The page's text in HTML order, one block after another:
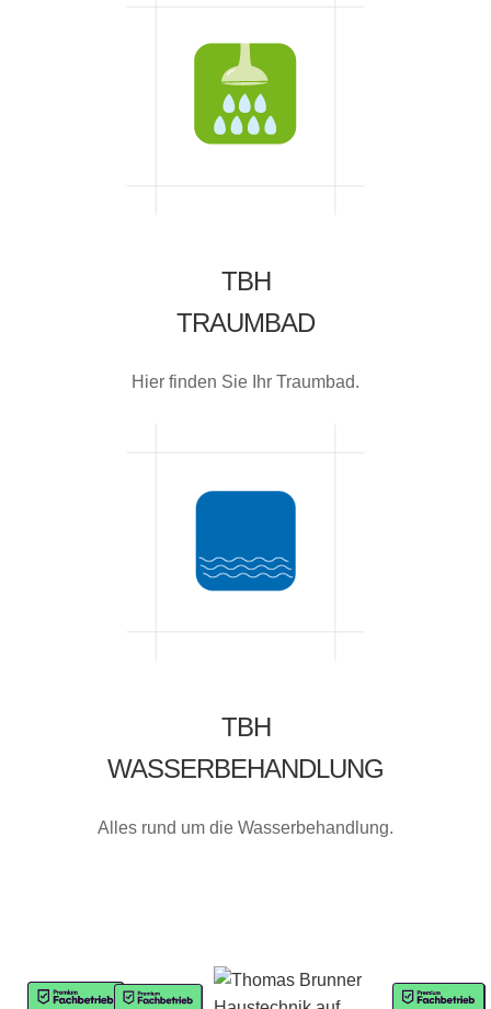
TBH
TRAUMBAD
Hier finden Sie Ihr Traumbad.
TBH
WASSERBEHANDLUNG
Alles rund um die Wasserbehandlung.